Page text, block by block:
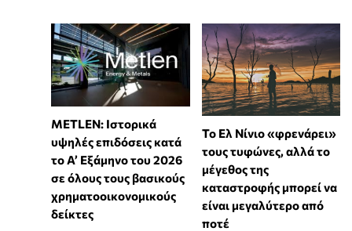
METLEN: Ιστορικά
υψηλές επιδόσεις κατά
το Α’ Εξάμηνο του 2026
σε όλους τους βασικούς
χρηματοοικονομικούς
δείκτες
Το Ελ Νίνιο «φρενάρει»
τους τυφώνες, αλλά το
μέγεθος της
καταστροφής μπορεί να
είναι μεγαλύτερο από
ποτέ